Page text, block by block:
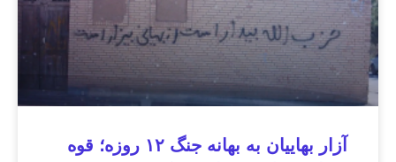
آزار بهاییان به بهانه جنگ ۱۲ روزه؛ قوه